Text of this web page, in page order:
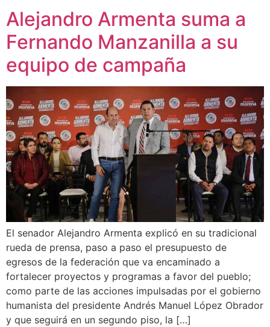
Alejandro Armenta suma a
Fernando Manzanilla a su
equipo de campaña
El senador Alejandro Armenta explicó en su tradicional
rueda de prensa, paso a paso el presupuesto de
egresos de la federación que va encaminado a
fortalecer proyectos y programas a favor del pueblo;
como parte de las acciones impulsadas por el gobierno
humanista del presidente Andrés Manuel López Obrador
y que seguirá en un segundo piso, la […]